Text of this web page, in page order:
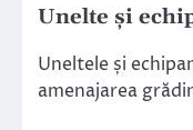
Unelte și
Uneltele și
amenajarea